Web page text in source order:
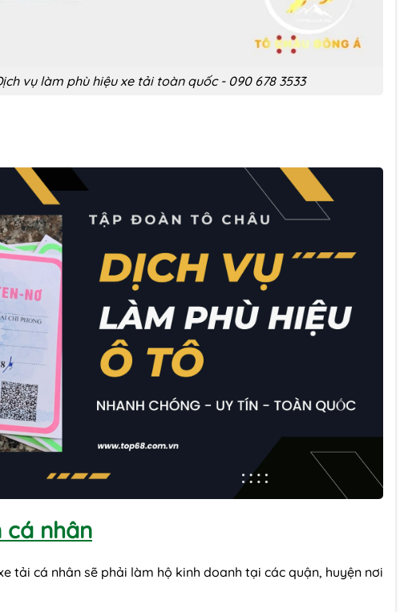
vụ làm phù hiệu xe tải toàn quốc - 090 678 3533
nhân
tải cá nhân sẽ phải làm hộ kinh doanh tại các quận, huyện nơi